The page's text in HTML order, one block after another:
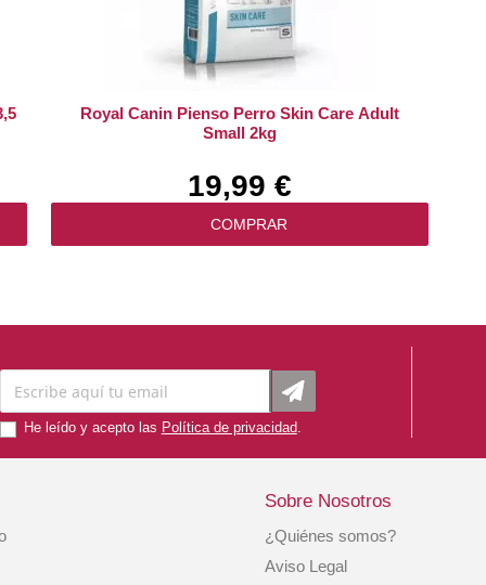
Royal Canin Pienso Perro Skin Care Adult
Small 2kg
19,99 €
COMPRAR
Pienso Perro Wild Coast 2kg Acana
He leído y acepto las Política de privacidad.
Sobre Nosotros
¿Quiénes somos?
Aviso Legal